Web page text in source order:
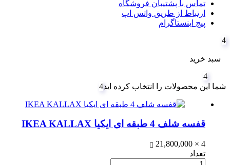
تماس با پشتیبان فروشگاه
ارتباط از طریق واتس اپ
پیج اینستاگرام
4
سبد خرید
4
شما این محصولات را انتخاب کرده اید4
قفسه شلف 4 طبقه ای ایکیا IKEA KALLAX
4 ×
21,800,000
تعداد